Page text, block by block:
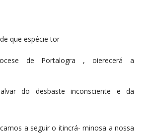
que espécie tor
de Portalogra , oierecerá a
do desbaste inconsciente e da
a seguir o itincrá- minosa a nossa